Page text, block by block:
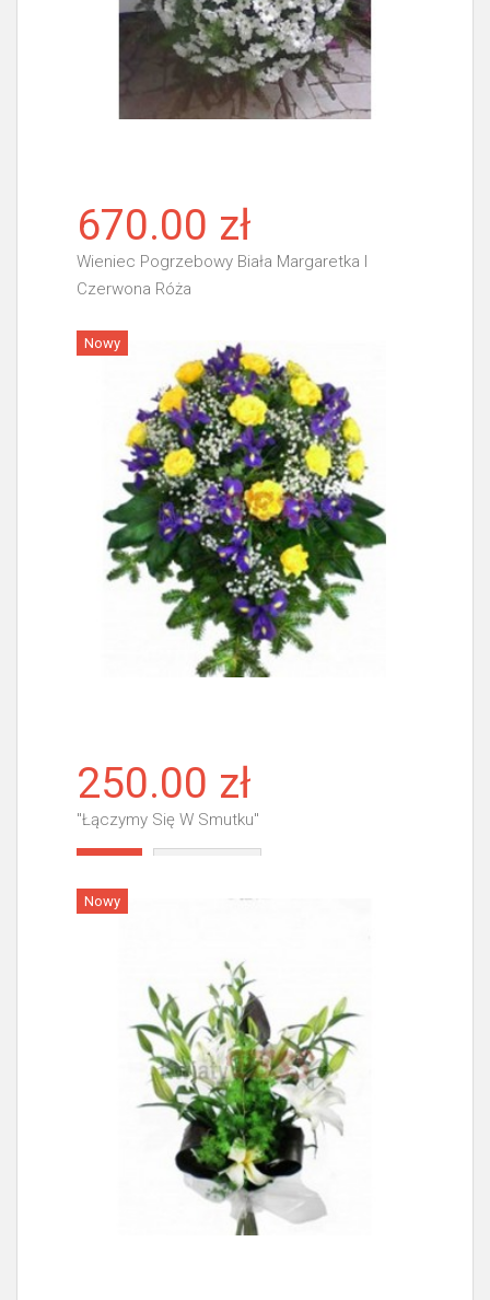
670.00 zł
Wieniec Pogrzebowy Biała Margaretka I
Czerwona Róża
Więcej
Nowy
250.00 zł
"Łączymy Się W Smutku"
Nowy